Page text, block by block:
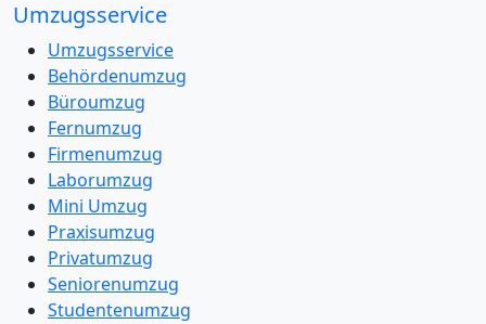
Umzugsservice
Umzugsservice
Behördenumzug
Büroumzug
Fernumzug
Firmenumzug
Laborumzug
Mini Umzug
Praxisumzug
Privatumzug
Seniorenumzug
Studentenumzug